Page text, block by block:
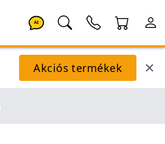
AI
Akciós termékek